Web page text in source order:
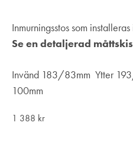
Inmurningsstos som
Se en detaljerad
Invänd 183/83mm Ytter
100mm
1 388 kr